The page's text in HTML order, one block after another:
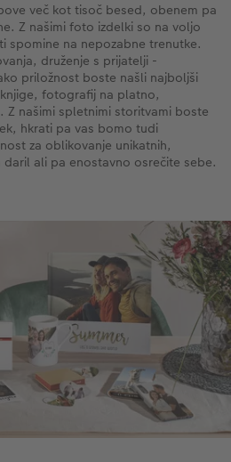
več kot tisoč besed, obenem pa
Z našimi foto izdelki so na voljo
spomine na nepozabne trenutke.
druženje s prijatelji -
priložnost boste našli najboljši
fotografij na platno,
Z našimi spletnimi storitvami boste
hkrati pa vas bomo tudi
za oblikovanje unikatnih,
ali pa enostavno osrečite sebe.